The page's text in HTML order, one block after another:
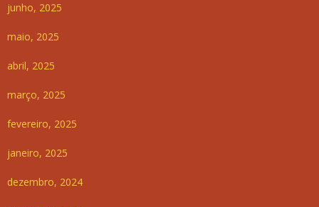
junho, 2025
maio, 2025
abril, 2025
março, 2025
fevereiro, 2025
janeiro, 2025
dezembro, 2024